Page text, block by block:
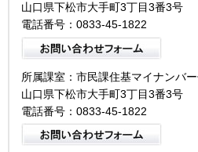
山口県下松市大手町3丁目3番3号
電話番号：0833-45-1822
所属課室：市民課住基マイナンバ
山口県下松市大手町3丁目3番3号
電話番号：0833-45-1822